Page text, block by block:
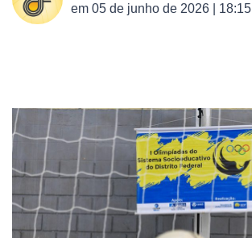
em 05 de junho de 2026 | 18:15